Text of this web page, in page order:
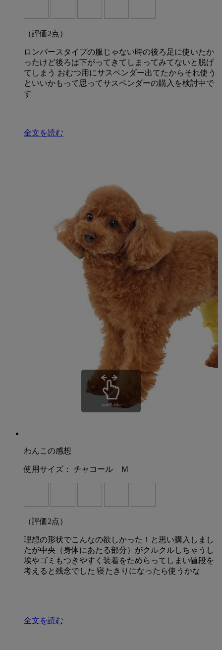
（評価2点）
ロンパースタイプの服じゃない時の後ろ足に使いたか
ったけど後ろは下がってきてしまってみてないと脱げ
てしまう おむつ用にサスペンダー出てたからそれ使う
といいかもって思ってサスペンダーの購入を検討中で
す
全文を読む
わんこの感想
使用サイズ： チャコール Ｍ
（評価2点）
理想の形状でこんなの欲しかった！と思い購入しまし
たが中央（身体にあたる部分）がクルクルしちゃうし
埃やゴミもつきやすく装着をためらってしまい値段を
考えると残念でした 寝たきりになったら使うかな
全文を読む
scrollable